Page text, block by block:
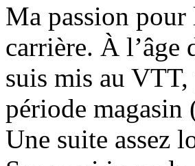
Ma passion pour
carrière. À l’âge
suis mis au
période
Une suite assez